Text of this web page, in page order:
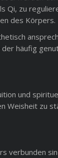
Qi, zu
des Körpers.
der häufig
und
Weisheit zu
verbunden